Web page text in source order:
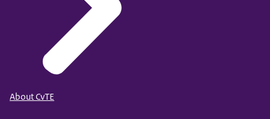
About CvTE